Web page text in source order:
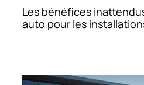
Les bénéfices
auto pour les